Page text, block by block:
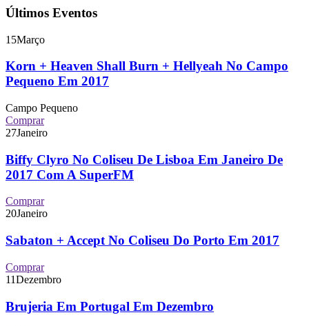
Últimos Eventos
15Março
Korn + Heaven Shall Burn + Hellyeah No Campo
Pequeno Em 2017
Campo Pequeno
Comprar
27Janeiro
Biffy Clyro No Coliseu De Lisboa Em Janeiro De
2017 Com A SuperFM
Comprar
20Janeiro
Sabaton + Accept No Coliseu Do Porto Em 2017
Comprar
11Dezembro
Brujeria Em Portugal Em Dezembro